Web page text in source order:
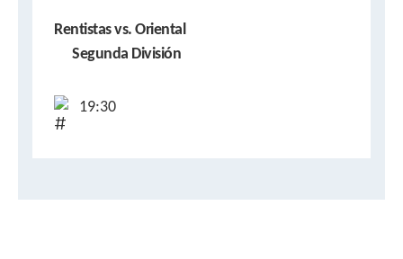
Rentistas vs. Oriental
Segunda División
19:30